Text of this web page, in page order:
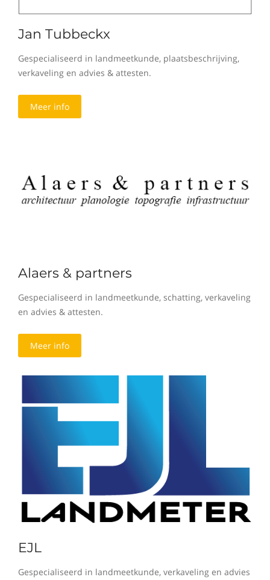
Jan Tubbeckx
Gespecialiseerd in landmeetkunde, plaatsbeschrijving,
verkaveling en advies & attesten.
Meer info
Alaers & partners
Gespecialiseerd in landmeetkunde, schatting, verkaveling
en advies & attesten.
Meer info
EJL
Gespecialiseerd in landmeetkunde, verkaveling en advies